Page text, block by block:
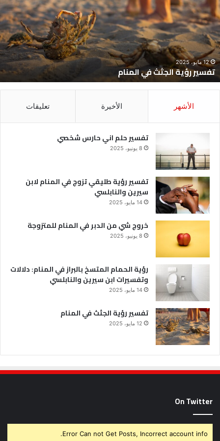
في
المنام
12 مايو، 2025
تفسير رؤية الجثث في المنام
الأشهر الأخيرة تعليقات
تفسير حلم اني حارس شخصي
8 يونيو، 2025
تفسير رؤية طليقي تزوج في المنام لابن
سيرين والنابلسي
14 مايو، 2025
خروج شي من الدبر في المنام للمتزوجة
8 يونيو، 2025
رؤية الحمام المتسخ بالبراز في المنام: دلالات
وتفسيرات ابن سيرين والنابلسي
14 مايو، 2025
تفسير رؤية الجثث في المنام
12 مايو، 2025
On Twitter
Error Can not Get Posts, Incorrect account info.